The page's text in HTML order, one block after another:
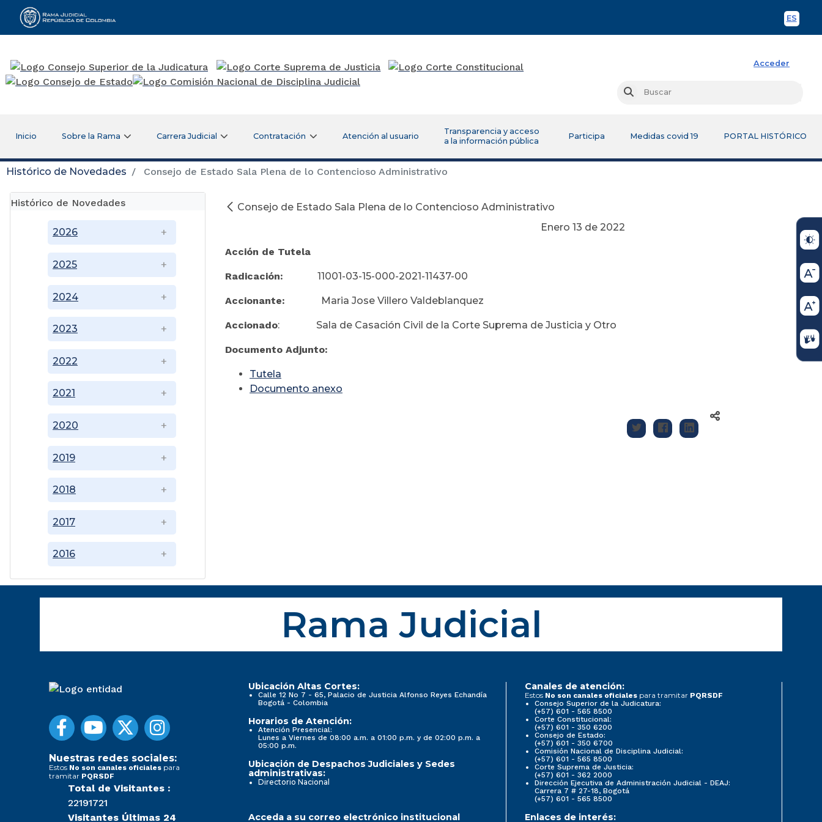
ES
Rama Judicial
Acceder
Buscar
Inicio Sobre la Rama Carrera Judicial Contratación Atención al usuario
Transparencia y acceso
a la información pública
Participa Medidas covid 19 PORTAL HISTÓRICO
Histórico de Novedades Consejo de Estado Sala Plena de lo Contencioso Administrativo
Histórico de Novedades
2016
2017
2018
2019
2020
2021
2022
2023
2024
2025
2026
Consejo de Estado Sala Plena de lo Contencioso Administrativo
Enero 13 de 2022
Acción de Tutela
Radicación: 11001-03-15-000-2021-11437-00
Accionante: Maria Jose Villero Valdeblanquez
Accionado: Sala de Casación Civil de la Corte Suprema de Justicia y Otro
Documento Adjunto:
Tutela
Documento anexo
Rama Judicial
Nuestras redes sociales:
Estos No son canales oficiales para
tramitar PQRSDF
Total de Visitantes :
22191721
Visitantes Últimas 24
Ubicación Altas Cortes:
Calle 12 No 7 - 65, Palacio de Justicia Alfonso Reyes Echandía
Bogotá - Colombia
Horarios de Atención:
Atención Presencial:
Lunes a Viernes de 08:00 a.m. a 01:00 p.m. y de 02:00 p.m. a
05:00 p.m.
Ubicación de Despachos Judiciales y Sedes
administrativas:
Directorio Nacional
Canales de atención:
Estos No son canales oficiales para tramitar PQRSDF
Consejo Superior de la Judicatura:
(+57) 601 - 565 8500
Corte Constitucional:
(+57) 601 - 350 6200
Consejo de Estado:
(+57) 601 - 350 6700
Comisión Nacional de Disciplina Judicial:
(+57) 601 - 565 8500
Corte Suprema de Justicia:
(+57) 601 - 362 2000
Dirección Ejecutiva de Administración Judicial - DEAJ:
Carrera 7 # 27-18, Bogotá
(+57) 601 - 565 8500
Acceda a su correo electrónico institucional Enlaces de interés: